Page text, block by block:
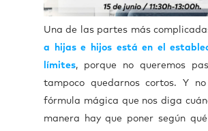
Una de las partes más
a hijas e hijos está en el
límites, porque no queremos
tampoco quedarnos cortos. Y
fórmula mágica que nos diga
manera hay que poner según